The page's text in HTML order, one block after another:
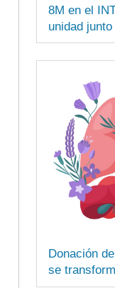
8M en el
unidad
Donación
se